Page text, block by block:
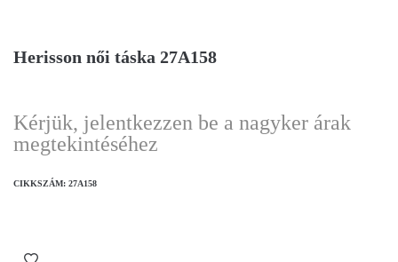
Herisson női táska 27A158
Kérjük, jelentkezzen be a nagyker árak
megtekintéséhez
CIKKSZÁM: 27A158